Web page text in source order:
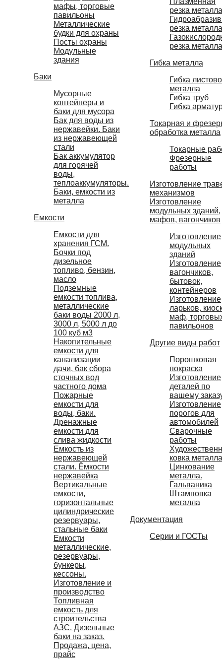
мафы, торговые
павильоны
Металлические
будки для охраны
Посты охраны
Модульные
здания
Баки
Мусорные
контейнеры и
баки для мусора
Бак для воды из
нержавейки. Баки
из нержавеющей
стали
Бак аккумулятор
для горячей
воды,
теплоаккумуляторы.
Баки, емкости из
металла
Емкости
Емкости для
хранения ГСМ.
Бочки под
дизельное
топливо, бензин,
масло
Подземные
емкости топлива,
металлические
баки воды 2000 л,
3000 л, 5000 л до
100 куб м3
Накопительные
емкости для
канализации
дачи, бак сбора
сточных вод
частного дома
Пожарные
емкости для
воды, баки.
Дренажные
емкости для
слива жидкости
Емкость из
нержавеющей
стали. Ёмкости
нержавейка
Вертикальные
емкости,
горизонтальные
цилиндрические
резервуары,
стальные баки
Емкости
металлические,
резервуары,
бункеры,
кессоны.
Изготовление и
производство
Топливная
емкость для
строительства
АЗС. Дизельные
баки на заказ.
Продажа, цена,
прайс
резка металла
резка металла
резка металла
Гибка металла
Гибка
металла
Гибка труб
Гибка
Токарная и
обработка металла
Токарные
Фрезерные
работы
Изготовление
механизмов
Изготовление
модульных зданий,
мафов, вагончиков
Изготовление
модульных
зданий
Изготовление
вагончиков,
бытовок,
контейнеров
Изготовление
ларьков,
маф,
павильонов
Другие виды работ
Порошковая
покраска
Изготовление
деталей по
вашему
Изготовление
порогов для
автомобилей
Сварочные
работы
ковка металла
Цинкование
металла.
Гальваника
Штамповка
металла
Документация
Серии и ГОСТы